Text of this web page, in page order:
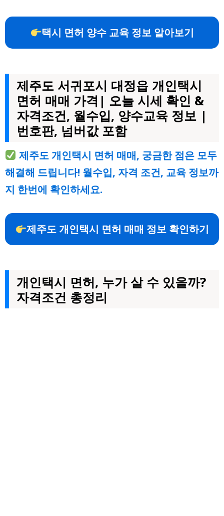
택시 면허 양수 교육 정보 알아보기
제주도 서귀포시 대정읍 개인택시
면허 매매 가격| 오늘 시세 확인 &
자격조건, 월수입, 양수교육 정보 |
번호판, 넘버값 포함
제주도 개인택시 면허 매매, 궁금한 점은 모두
해결해 드립니다! 월수입, 자격 조건, 교육 정보까
지 한번에 확인하세요.
제주도 개인택시 면허 매매 정보 확인하기
개인택시 면허, 누가 살 수 있을까?
자격조건 총정리